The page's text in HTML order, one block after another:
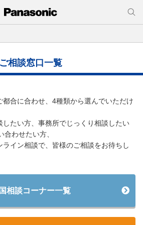
ご相談窓口一覧
都合に合わせ、4種類から選んでいただけ
したい方、事務所でじっくり相談したい
わせたい方、
イン相談で、皆様のご相談をお待ちし
相談コーナー一覧